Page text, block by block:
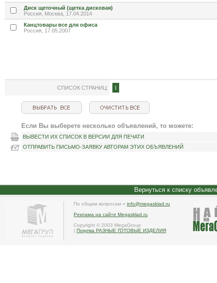
Диск щеточный (щетка дисковая)
Россия, Москва, 17.04.2014
Канцтовары все для офиса
Россия, 17.05.2007
СПИСОК СТРАНИЦ: 1
Если Вы выберете несколько объявлений, то можете:
ВЫВЕСТИ ИХ СПИСОК В ВЕРСИИ ДЛЯ ПЕЧАТИ
ОТПРАВИТЬ ПИСЬМО-ЗАЯВКУ АВТОРАМ ЭТИХ ОБЪЯВЛЕНИЙ
Вернуться к списку
По общим вопросам » info@megasklad.ru
Реклама на сайте Megasklad.ru
Copyright © 2003 MegaGroup
| Покупка РАЗНЫЕ ГОТОВЫЕ ИЗДЕЛИЯ